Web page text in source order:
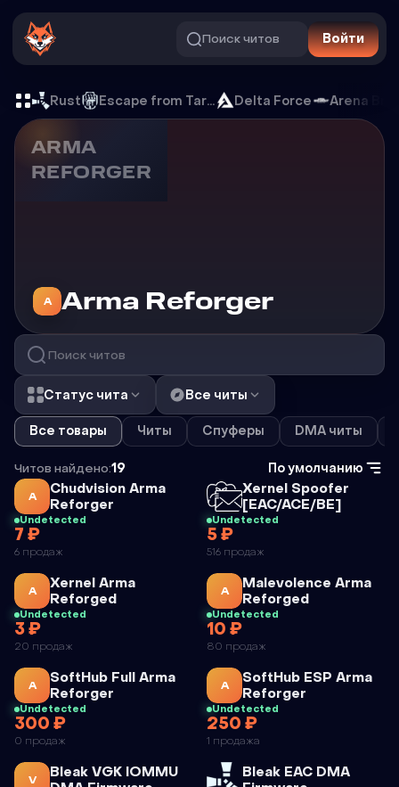
Поиск читов Войти
Читы на Arma Reforger
Rust Escape from Tarkov Delta Force Arena
ARMA
REFORGER
A Читы на
Arma Reforger
Статус чита Все читы
Все товары Читы Спуферы DMA читы
Читов найдено:19 По умолчанию
A Чит
Chudvision Arma
Reforger
CHUDVISION
ARMA
REFORGER
Undetected
7 ₽
6 продаж
Чит
Xernel Spoofer
[EAC/ACE/BE]
XERNEL
SPOOFER
[EAC/ACE/BE]
Undetected
5 ₽
516 продаж
A Чит
Xernel Arma
Reforged
XERNEL
ARMA
REFORGED
Undetected
3 ₽
20 продаж
A Чит
Malevolence Arma
Reforged
MALEVOLENCE
ARMA
REFORGED
Undetected
10 ₽
80 продаж
A Чит
SoftHub Full Arma
Reforger
SOFTHUB
FULL ARMA
REFORGER
Undetected
300 ₽
0 продаж
A Чит
SoftHub ESP Arma
Reforger
SOFTHUB
ESP ARMA
REFORGER
Undetected
250 ₽
1 продажа
V Чит
Bleak VGK IOMMU
Чит
Bleak EAC DMA